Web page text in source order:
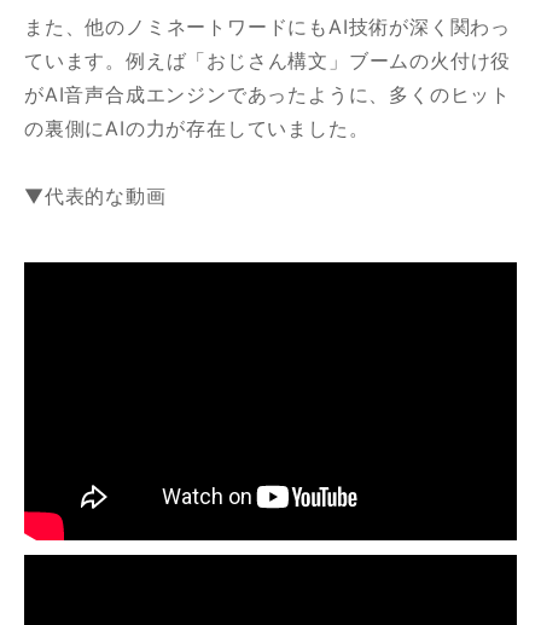
また、他のノミネートワードにもAI技術が深く関わっ
ています。例えば「おじさん構文」ブームの火付け役
がAI音声合成エンジンであったように、多くのヒット
の裏側にAIの力が存在していました。
▼代表的な動画